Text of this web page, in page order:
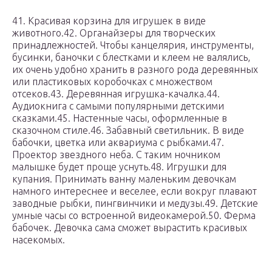
41. Красивая корзина для игрушек в виде
животного.42. Органайзеры для творческих
принадлежностей. Чтобы канцелярия, инструменты,
бусинки, баночки с блестками и клеем не валялись,
их очень удобно хранить в разного рода деревянных
или пластиковых коробочках с множеством
отсеков.43. Деревянная игрушка-качалка.44.
Аудиокнига с самыми популярными детскими
сказками.45. Настенные часы, оформленные в
сказочном стиле.46. Забавный светильник. В виде
бабочки, цветка или аквариума с рыбками.47.
Проектор звездного неба. С таким ночником
малышке будет проще уснуть.48. Игрушки для
купания. Принимать ванну маленьким девочкам
намного интереснее и веселее, если вокруг плавают
заводные рыбки, пингвинчики и медузы.49. Детские
умные часы со встроенной видеокамерой.50. Ферма
бабочек. Девочка сама сможет вырастить красивых
насекомых.